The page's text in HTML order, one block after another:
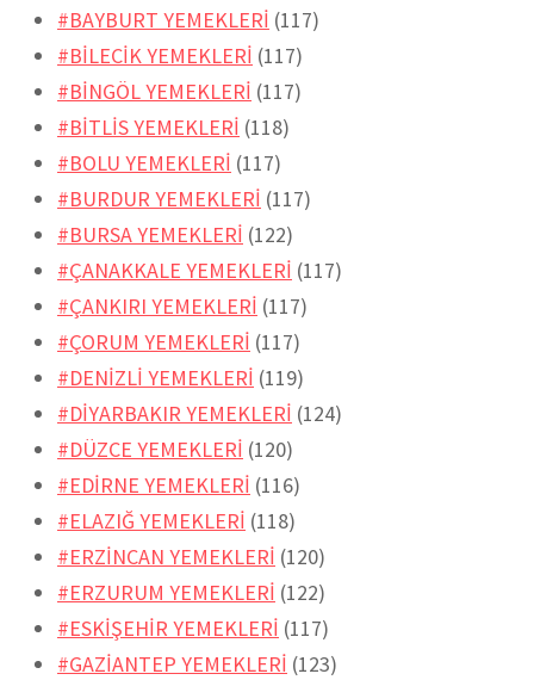
#BAYBURT YEMEKLERİ (117)
#BİLECİK YEMEKLERİ (117)
#BİNGÖL YEMEKLERİ (117)
#BİTLİS YEMEKLERİ (118)
#BOLU YEMEKLERİ (117)
#BURDUR YEMEKLERİ (117)
#BURSA YEMEKLERİ (122)
#ÇANAKKALE YEMEKLERİ (117)
#ÇANKIRI YEMEKLERİ (117)
#ÇORUM YEMEKLERİ (117)
#DENİZLİ YEMEKLERİ (119)
#DİYARBAKIR YEMEKLERİ (124)
#DÜZCE YEMEKLERİ (120)
#EDİRNE YEMEKLERİ (116)
#ELAZIĞ YEMEKLERİ (118)
#ERZİNCAN YEMEKLERİ (120)
#ERZURUM YEMEKLERİ (122)
#ESKİŞEHİR YEMEKLERİ (117)
#GAZİANTEP YEMEKLERİ (123)